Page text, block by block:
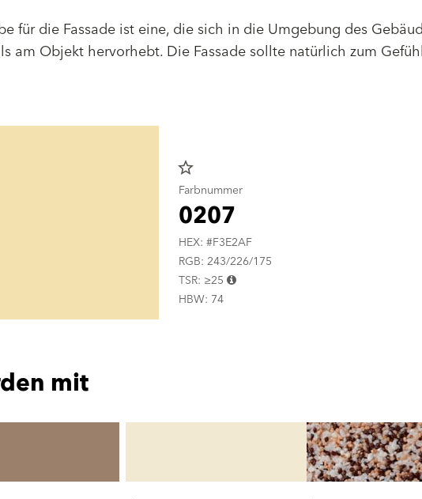
für die Fassade ist eine, die sich in die Umgebung des
am Objekt hervorhebt. Die Fassade sollte natürlich zum
star_border
Farbnummer
0207
HEX: #F3E2AF
RGB: 243/226/175
TSR: ≥25
HBW: 74
mit